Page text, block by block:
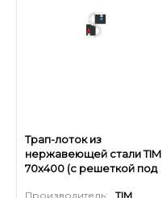
Трап-лоток из
нержавеющей стали TIM
70х400 (c решеткой под
Производитель:
TIM